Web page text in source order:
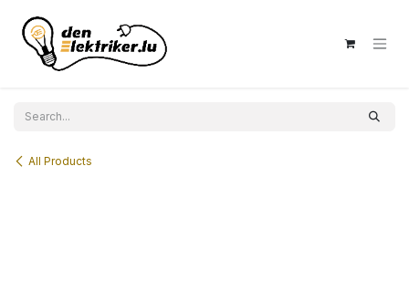
All Products